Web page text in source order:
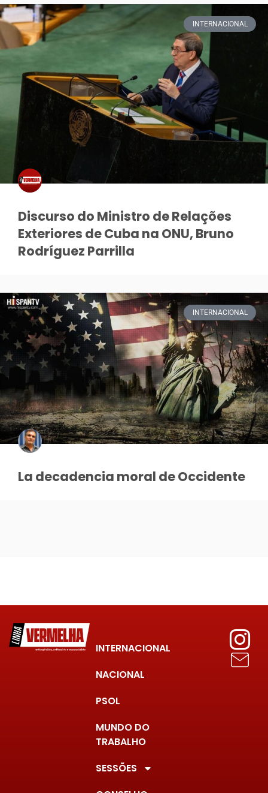
INTERNACIONAL
Discurso do Ministro de Relações
Exteriores de Cuba na ONU, Bruno
Rodríguez Parrilla
INTERNACIONAL
La decadencia moral de Occidente
INTERNACIONAL
NACIONAL
PSOL
MUNDO DO
TRABALHO
SESSÕES